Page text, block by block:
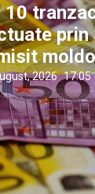
10
prin
2026 17:05